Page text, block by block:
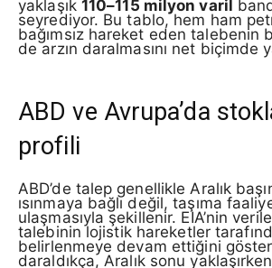
yaklaşık 110–115 milyon varil
seyrediyor. Bu tablo, hem ham
bağımsız hareket eden talebenin
de arzın daralmasını net biçimde
ABD ve Avrupa’da
profili
ABD’de talep genellikle Aralık
ısınmaya bağlı değil, taşıma
ulaşmasıyla şekillenir. EIA’nin
talebinin lojistik hareketler
belirlenmeye devam ettiğini
daraldıkça, Aralık sonu